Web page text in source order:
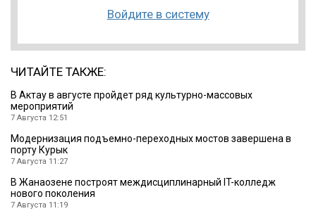
Войдите в систему
ЧИТАЙТЕ ТАКЖЕ:
В Актау в августе пройдет ряд культурно-массовых
мероприятий
7 Августа 12:51
Модернизация подъемно-переходных мостов завершена в
порту Курык
7 Августа 11:27
В Жанаозене построят междисциплинарный IT-колледж
нового поколения
7 Августа 11:19